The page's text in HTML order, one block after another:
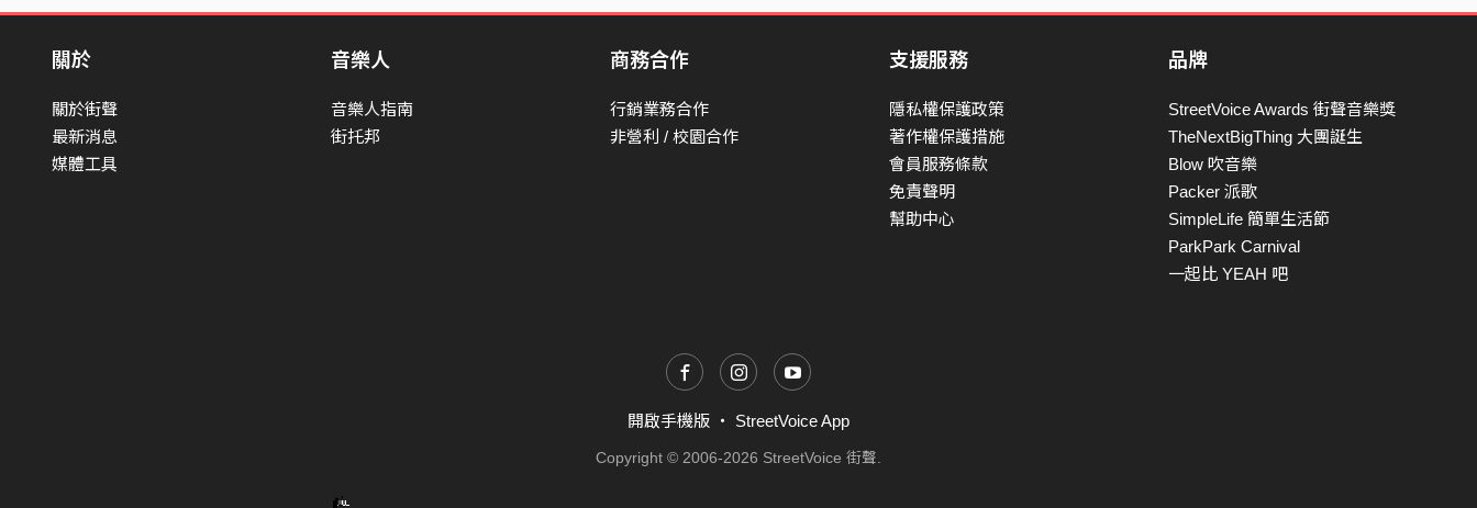
關於
關於街聲
最新消息
媒體工具
音樂人
音樂人指南
街托邦
商務合作
行銷業務合作
非營利 / 校園合作
支援服務
隱私權保護政策
著作權保護措施
會員服務條款
免責聲明
幫助中心
品牌
StreetVoice Awards 街聲音樂獎
TheNextBigThing 大團誕生
Blow 吹音樂
Packer 派歌
SimpleLife 簡單生活節
ParkPark Carnival
一起比 YEAH 吧
開啟手機版 ・ StreetVoice App
Copyright © 2006-2026 StreetVoice 街聲.